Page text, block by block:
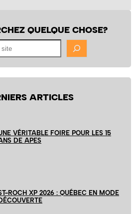
QUELQUE CHOSE?
ARTICLES
VÉRITABLE FOIRE POUR LES 15
DE APES
ROCH XP 2026 : QUÉBEC EN MODE